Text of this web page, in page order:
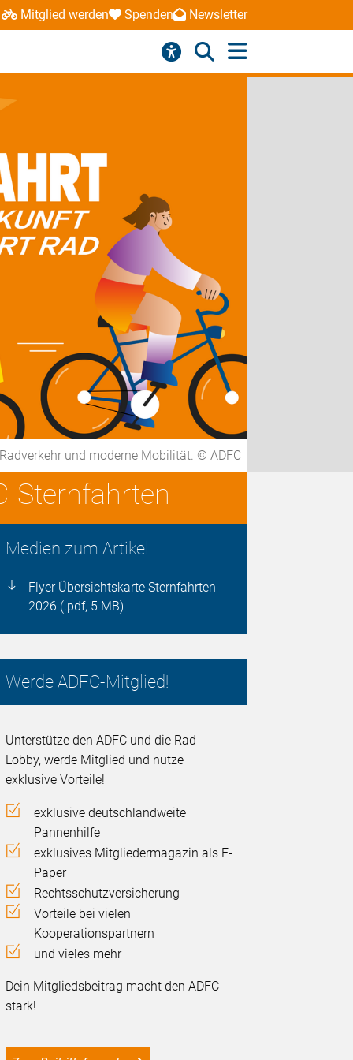
Mitglied werden Spenden Newsletter
und moderne Mobilität. © ADFC
Sternfahrten
Medien zum Artikel
Flyer Übersichtskarte Sternfahrten
2026 (.pdf, 5 MB)
Werde ADFC-Mitglied!
Unterstütze den ADFC und die Rad-
Lobby, werde Mitglied und nutze
exklusive Vorteile!
exklusive deutschlandweite
Pannenhilfe
exklusives Mitgliedermagazin als E-
Paper
Rechtsschutzversicherung
Vorteile bei vielen
Kooperationspartnern
und vieles mehr
Dein Mitgliedsbeitrag macht den ADFC
stark!